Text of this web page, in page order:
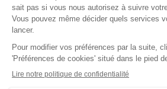
L’enquête « Le Maire employeur,
mai 2025* met en...